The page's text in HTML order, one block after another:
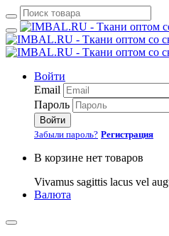
Войти
Email
Пароль
Войти
Забыли пароль? Регистрация
В корзине нет товаров
Vivamus sagittis lacus vel
Валюта